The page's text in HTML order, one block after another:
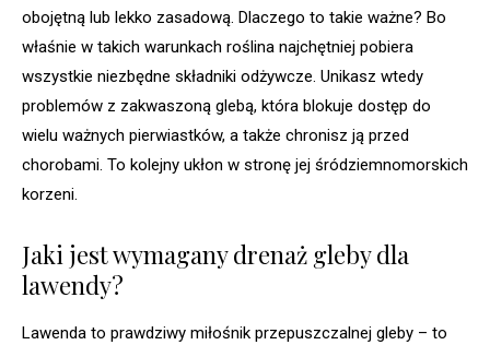
obojętną lub lekko zasadową. Dlaczego to takie ważne? Bo
właśnie w takich warunkach roślina najchętniej pobiera
wszystkie niezbędne składniki odżywcze. Unikasz wtedy
problemów z zakwaszoną glebą, która blokuje dostęp do
wielu ważnych pierwiastków, a także chronisz ją przed
chorobami. To kolejny ukłon w stronę jej śródziemnomorskich
korzeni.
Jaki jest wymagany drenaż gleby dla
lawendy?
Lawenda to prawdziwy miłośnik przepuszczalnej gleby – to